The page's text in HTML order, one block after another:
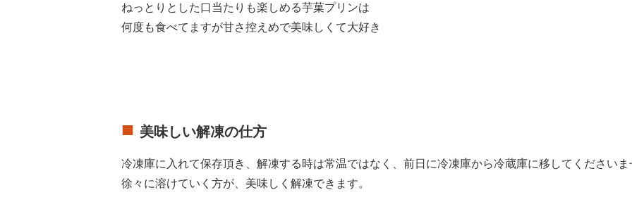
ねっとりとした口当たりも楽しめる芋菓プリンは
何度も食べてますが甘さ控えめで美味しくて大好き
美味しい解凍の仕方
冷凍庫に入れて保存頂き、解凍する時は常温ではなく、前日に冷凍庫から冷蔵庫に移してくださいま
徐々に溶けていく方が、美味しく解凍できます。